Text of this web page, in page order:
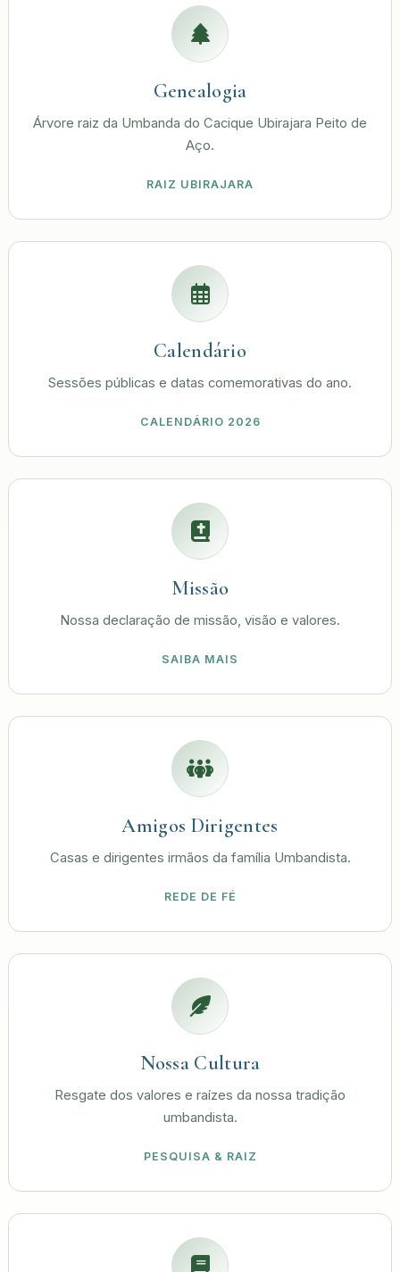
Genealogia
Árvore raiz da Umbanda do Cacique Ubirajara Peito de
Aço.
RAIZ UBIRAJARA
Calendário
Sessões públicas e datas comemorativas do ano.
CALENDÁRIO 2026
Missão
Nossa declaração de missão, visão e valores.
SAIBA MAIS
Amigos Dirigentes
Casas e dirigentes irmãos da família Umbandista.
REDE DE FÉ
Nossa Cultura
Resgate dos valores e raízes da nossa tradição
umbandista.
PESQUISA & RAIZ